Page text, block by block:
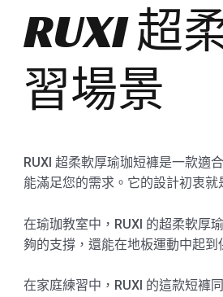
RUXI 超
習場景
RUXI 超柔軟厚瑜珈短褲是一款適
能滿足您的需求。它的設計初衷
在瑜珈教室中，RUXI 的超柔軟厚
夠的支撐，還能在地板運動中起
在家庭練習中，RUXI 的這款短褲